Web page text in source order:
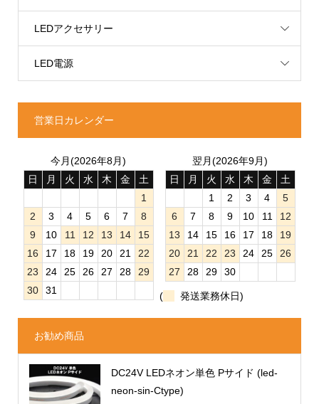
LEDアクセサリー
LED電源
営業日カレンダー
今月(2026年8月)
日
月 火 水 木 金
土
1
2
3 4 5 6 7
8
9
10 11 12 13 14
15
16
17 18 19 20 21
22
23
24 25 26 27 28
29
30
31
翌月(2026年9月)
日
月 火 水 木 金
土
1
2 3 4
5
6
7 8 9 10 11
12
13
14 15 16 17 18
19
20
21 22 23 24 25
26
27
28 29 30
( 発送業務休日)
お勧め商品
DC24V LEDネオン単色 Pサイド (led-
neon-sin-Ctype)